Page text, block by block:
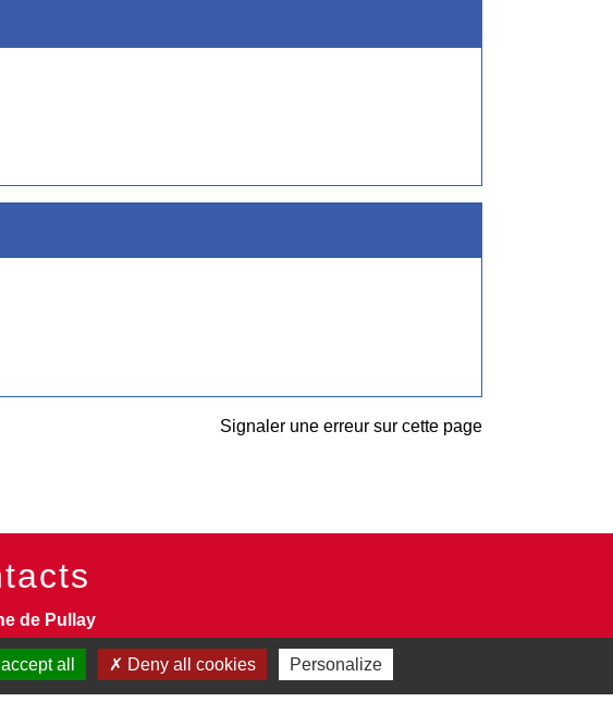
Signaler une erreur sur cette page
de Pullay
Rossignols
- FRANCE
all Deny all cookies Personalize